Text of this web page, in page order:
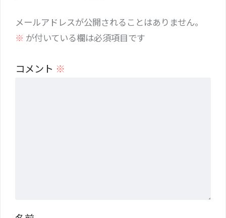
メールアドレスが公開されることはありません。
※ が付いている欄は必須項目です
コメント ※